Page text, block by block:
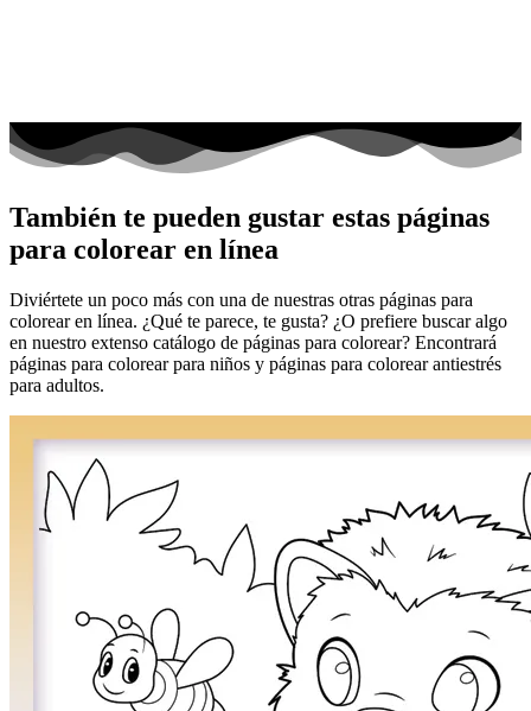
También te pueden gustar estas páginas
para colorear en línea
Diviértete un poco más con una de nuestras otras páginas para
colorear en línea. ¿Qué te parece, te gusta? ¿O prefiere buscar algo
en nuestro extenso catálogo de páginas para colorear? Encontrará
páginas para colorear para niños y páginas para colorear antiestrés
para adultos.